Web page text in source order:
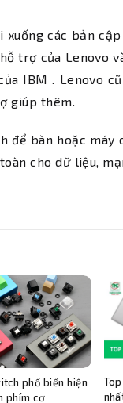
các bản
trợ của Lenovo
IBM . Lenovo
giúp thêm.
để bàn hoặc
cho dữ liệu,
phổ biến hiện
phím cơ